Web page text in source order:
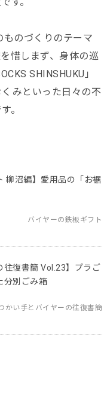
ものづくりのテーマ
惜しまず、身体の巡
SHINSHUKU」
みといった日々の不
。
柳沼編】愛用品の「お裾
バイヤーの鉄板ギフト
往復書簡 Vol.23】プラご
分別ごみ箱
かい手とバイヤーの往復書簡